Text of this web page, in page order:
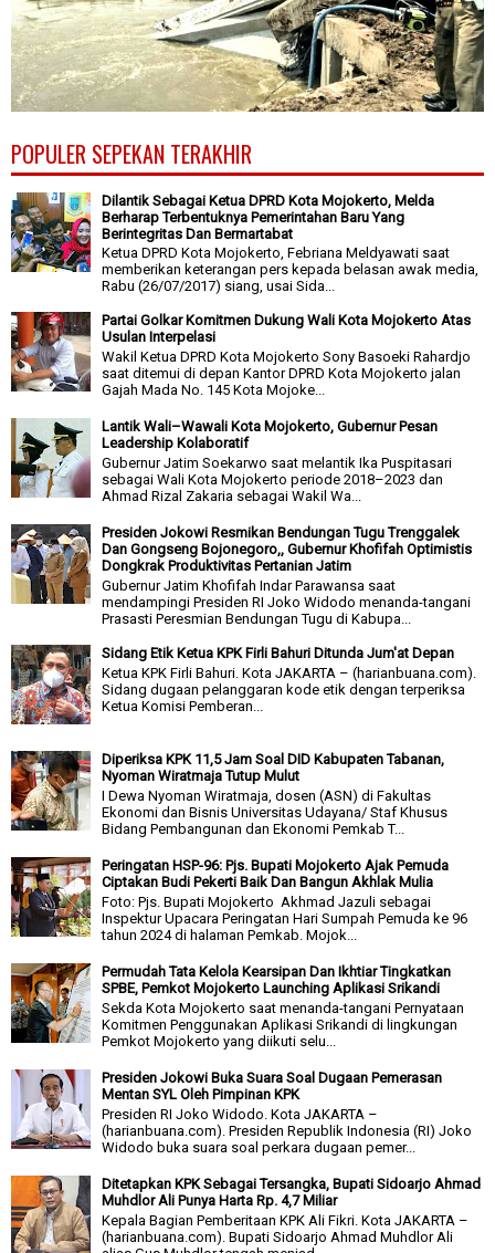
POPULER SEPEKAN TERAKHIR
Dilantik Sebagai Ketua DPRD Kota Mojokerto, Melda
Berharap Terbentuknya Pemerintahan Baru Yang
Berintegritas Dan Bermartabat
Ketua DPRD Kota Mojokerto, Febriana Meldyawati saat
memberikan keterangan pers kepada belasan awak media,
Rabu (26/07/2017) siang, usai Sida...
Partai Golkar Komitmen Dukung Wali Kota Mojokerto Atas
Usulan Interpelasi
Wakil Ketua DPRD Kota Mojokerto Sony Basoeki Rahardjo
saat ditemui di depan Kantor DPRD Kota Mojokerto jalan
Gajah Mada No. 145 Kota Mojoke...
Lantik Wali–Wawali Kota Mojokerto, Gubernur Pesan
Leadership Kolaboratif
Gubernur Jatim Soekarwo saat melantik Ika Puspitasari
sebagai Wali Kota Mojokerto periode 2018–2023 dan
Ahmad Rizal Zakaria sebagai Wakil Wa...
Presiden Jokowi Resmikan Bendungan Tugu Trenggalek
Dan Gongseng Bojonegoro,, Gubernur Khofifah Optimistis
Dongkrak Produktivitas Pertanian Jatim
Gubernur Jatim Khofifah Indar Parawansa saat
mendampingi Presiden RI Joko Widodo menanda-tangani
Prasasti Peresmian Bendungan Tugu di Kabupa...
Sidang Etik Ketua KPK Firli Bahuri Ditunda Jum'at Depan
Ketua KPK Firli Bahuri. Kota JAKARTA – (harianbuana.com).
Sidang dugaan pelanggaran kode etik dengan terperiksa
Ketua Komisi Pemberan...
Diperiksa KPK 11,5 Jam Soal DID Kabupaten Tabanan,
Nyoman Wiratmaja Tutup Mulut
I Dewa Nyoman Wiratmaja, dosen (ASN) di Fakultas
Ekonomi dan Bisnis Universitas Udayana/ Staf Khusus
Bidang Pembangunan dan Ekonomi Pemkab T...
Peringatan HSP-96: Pjs. Bupati Mojokerto Ajak Pemuda
Ciptakan Budi Pekerti Baik Dan Bangun Akhlak Mulia
Foto: Pjs. Bupati Mojokerto Akhmad Jazuli sebagai
Inspektur Upacara Peringatan Hari Sumpah Pemuda ke 96
tahun 2024 di halaman Pemkab. Mojok...
Permudah Tata Kelola Kearsipan Dan Ikhtiar Tingkatkan
SPBE, Pemkot Mojokerto Launching Aplikasi Srikandi
Sekda Kota Mojokerto saat menanda-tangani Pernyataan
Komitmen Penggunakan Aplikasi Srikandi di lingkungan
Pemkot Mojokerto yang diikuti selu...
Presiden Jokowi Buka Suara Soal Dugaan Pemerasan
Mentan SYL Oleh Pimpinan KPK
Presiden RI Joko Widodo. Kota JAKARTA –
(harianbuana.com). Presiden Republik Indonesia (RI) Joko
Widodo buka suara soal perkara dugaan pemer...
Ditetapkan KPK Sebagai Tersangka, Bupati Sidoarjo Ahmad
Muhdlor Ali Punya Harta Rp. 4,7 Miliar
Kepala Bagian Pemberitaan KPK Ali Fikri. Kota JAKARTA –
(harianbuana.com). Bupati Sidoarjo Ahmad Muhdlor Ali